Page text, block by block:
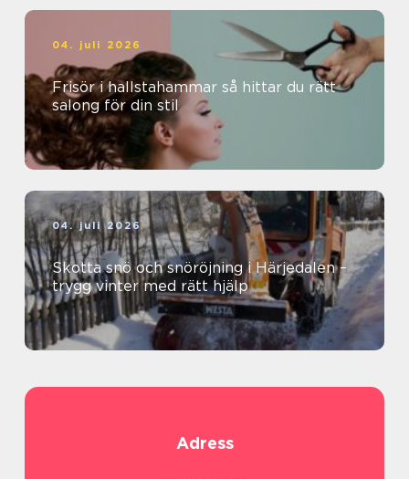
04. juli 2026
Frisör i hallstahammar så hittar du rätt
salong för din stil
04. juli 2026
Skotta snö och snöröjning i Härjedalen –
trygg vinter med rätt hjälp
Adress